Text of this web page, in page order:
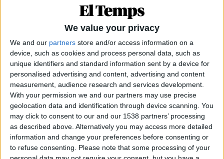
We value your privacy
We and our partners store and/or access information on a
device, such as cookies and process personal data, such as
unique identifiers and standard information sent by a device for
personalised advertising and content, advertising and content
measurement, audience research and services development.
With your permission we and our partners may use precise
geolocation data and identification through device scanning. You
may click to consent to our and our 1538 partners’ processing
as described above. Alternatively you may access more detailed
information and change your preferences before consenting or
to refuse consenting.
Please note that some processing of your
Estampa del monument faller| EL TEMPS.
Les caixes que cauen de la furgoneta conduïda per